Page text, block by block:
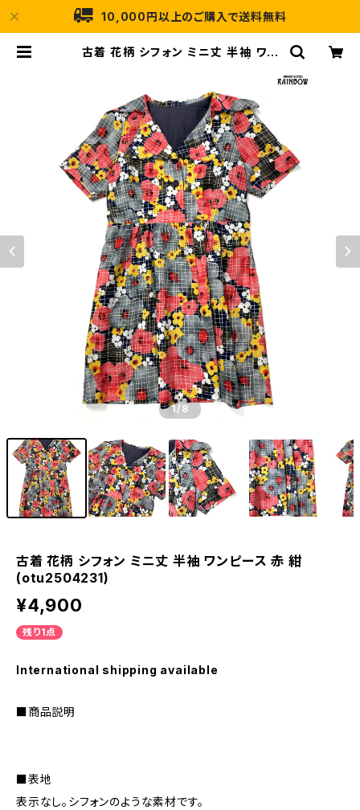
10,000円以上のご購入で送料無料
古着 花柄 シフォン ミニ丈 半袖 ワン
1/8
古着 花柄 シフォン ミニ丈 半袖 ワンピース 赤 紺
(otu2504231)
¥4,900
残り1点
International shipping available
■商品説明
■表地
表示なし。シフォンのような素材です。